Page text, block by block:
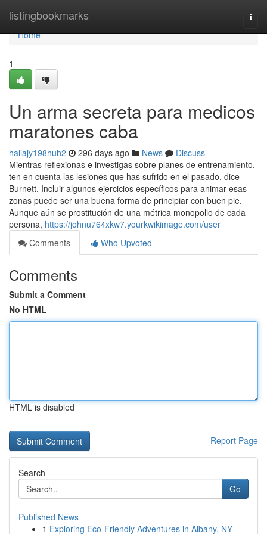
listingbookmarks
Home
Home
1
Un arma secreta para medicos
maratones caba
hallajy198huh2 296 days ago News
Discuss
Mientras reflexionas e investigas sobre planes de entrenamiento,
ten en cuenta las lesiones que has sufrido en el pasado, dice
Burnett. Incluir algunos ejercicios específicos para animar esas
zonas puede ser una buena forma de principiar con buen pie.
Aunque aún se prostitución de una métrica monopolio de cada
persona, https://johnu764xkw7.yourkwikimage.com/user
Comments
Who Upvoted
Comments
Submit a Comment
No HTML
HTML is disabled
Report Page
Search
Go
Published News
1 Exploring Eco-Friendly Adventures in Albany, NY